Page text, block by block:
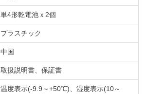
単4形乾電池ｘ2個
プラスチック
中国
取扱説明書、保証書
温度表示(-9.9～+50℃)、湿度表示(10～